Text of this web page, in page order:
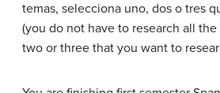
temas, selecciona uno, dos o tres
(you do not have to research all
two or three that you want to